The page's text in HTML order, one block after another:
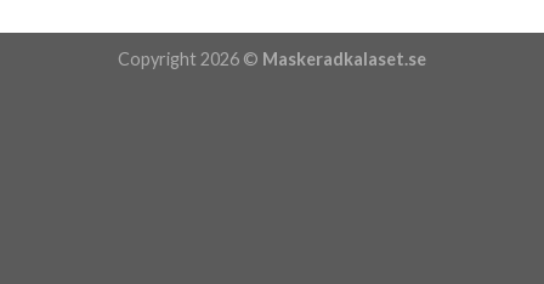
Copyright 2026 © Maskeradkalaset.se